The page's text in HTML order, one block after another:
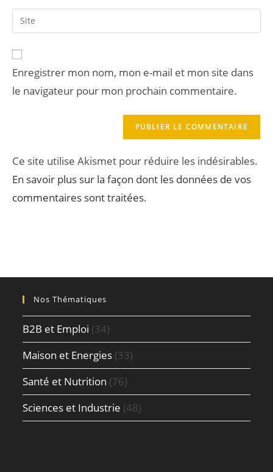
Enregistrer mon nom, mon e-mail et mon site dans
le navigateur pour mon prochain commentaire.
Ce site utilise Akismet pour réduire les indésirables.
En savoir plus sur la façon dont les données de vos
commentaires sont traitées.
Nos Thématiques
B2B et Emploi (34)
Maison et Energies (33)
Santé et Nutrition (76)
Sciences et Industrie (48)